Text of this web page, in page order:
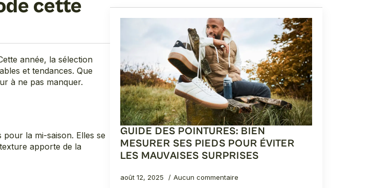
cette
année, la sélection
et tendances. Que
à ne pas manquer.
la mi-saison. Elles se
apporte de la
GUIDE DES POINTURES: BIEN
MESURER SES PIEDS POUR ÉVITER
LES MAUVAISES SURPRISES
août 12, 2025 Aucun commentaire